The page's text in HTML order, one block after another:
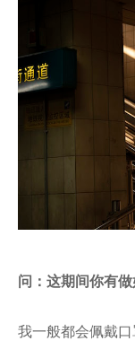
问：这期间你有
我一般都会佩戴